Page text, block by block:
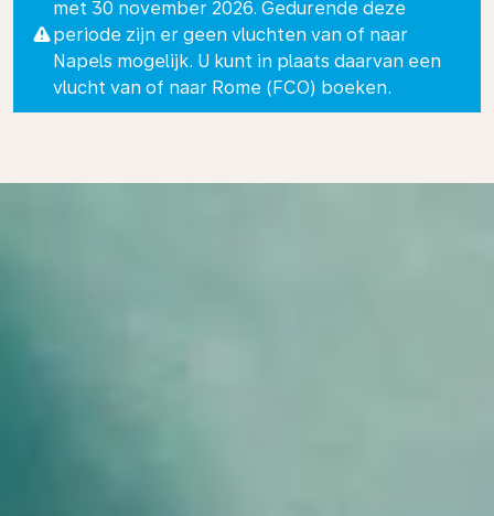
met 30 november 2026. Gedurende deze
periode zijn er geen vluchten van of naar
Napels mogelijk. U kunt in plaats daarvan een
vlucht van of naar Rome (FCO) boeken.